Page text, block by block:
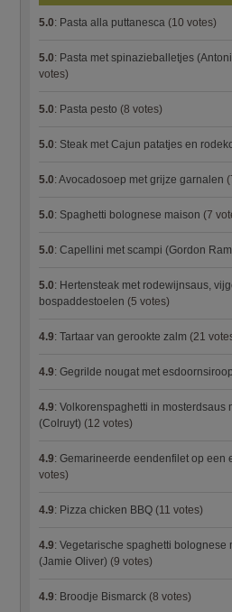
5.0: Pasta alla puttanesca (10 votes)
5.0: Pasta met spinazieballetjes
votes)
5.0: Pasta pesto (8 votes)
5.0: Steak met Cajun patatjes en
5.0: Avocadosoep met grijze garnalen
5.0: Spaghetti bolognese maison (7
5.0: Capellini met scampi (Gordon
5.0: Hertensteak met rodewijnsaus,
bospaddestoelen (5 votes)
4.9: Tartaar van gerookte zalm (21
4.9: Gegrilde nougat met esdoornsiroop
4.9: Volkorenspaghetti in mosterdsaus
(Colruyt) (12 votes)
4.9: Gemarineerde eendenfilet op een
votes)
4.9: Pizza chicken BBQ (11 votes)
4.9: Vegetarische spaghetti bolognese
(Jamie Oliver) (9 votes)
4.9: Broodje Bismarck (8 votes)